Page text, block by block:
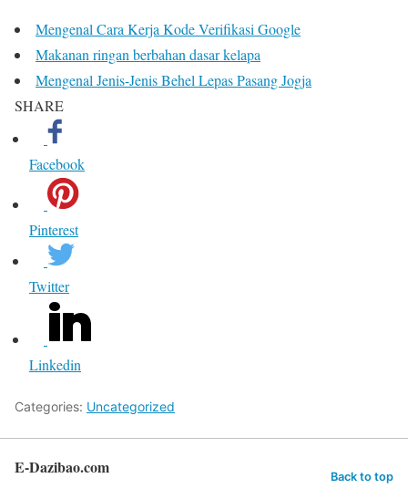
Mengenal Cara Kerja Kode Verifikasi Google
Makanan ringan berbahan dasar kelapa
Mengenal Jenis-Jenis Behel Lepas Pasang Jogja
SHARE
Facebook
Pinterest
Twitter
Linkedin
Categories: Uncategorized
E-Dazibao.com Back to top